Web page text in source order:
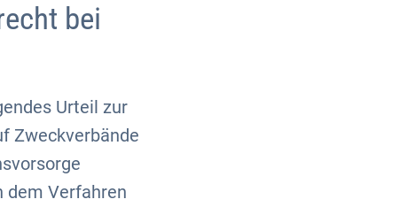
bei
Urteil zur
Zweckverbände
dem Verfahren